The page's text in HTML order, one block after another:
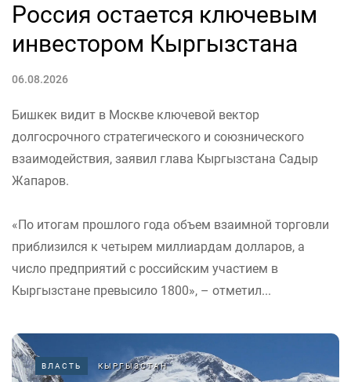
Россия остается ключевым
инвестором Кыргызстана
06.08.2026
Бишкек видит в Москве ключевой вектор
долгосрочного стратегического и союзнического
взаимодействия, заявил глава Кыргызстана Садыр
Жапаров.
«По итогам прошлого года объем взаимной торговли
приблизился к четырем миллиардам долларов, а
число предприятий с российским участием в
Кыргызстане превысило 1800», – отметил...
ВЛАСТЬ КЫРГЫЗСТАН